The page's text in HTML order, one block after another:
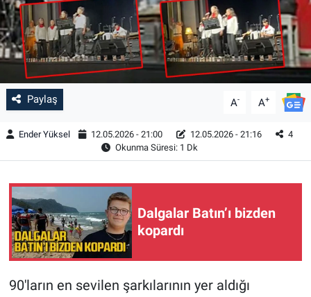
Paylaş A- A+
Ender Yüksel 12.05.2026 - 21:00 12.05.2026 - 21:16
4
Okunma Süresi: 1 Dk
Dalgalar Batın’ı bizden
kopardı
90'ların en sevilen şarkılarının yer aldığı